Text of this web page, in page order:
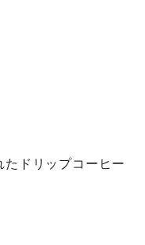
たドリップコーヒー